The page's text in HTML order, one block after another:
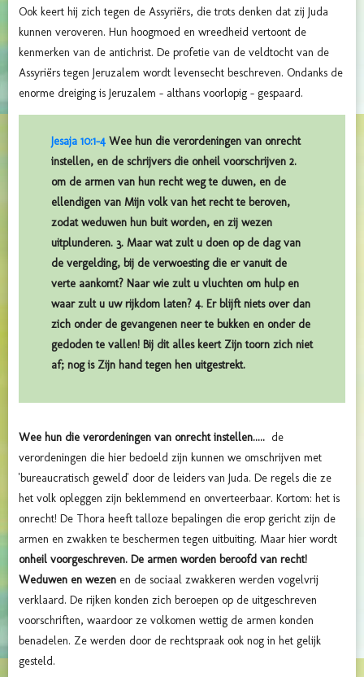
Ook keert hij zich tegen de Assyriërs, die trots denken dat zij Juda
kunnen veroveren. Hun hoogmoed en wreedheid vertoont de
kenmerken van de antichrist. De profetie van de veldtocht van de
Assyriërs tegen Jeruzalem wordt levensecht beschreven. Ondanks de
enorme dreiging is Jeruzalem - althans voorlopig - gespaard.
Jesaja 10:1-4 Wee hun die verordeningen van onrecht
instellen, en de schrijvers die onheil voorschrijven 2.
om de armen van hun recht weg te duwen, en de
ellendigen van Mijn volk van het recht te beroven,
zodat weduwen hun buit worden, en zij wezen
uitplunderen. 3. Maar wat zult u doen op de dag van
de vergelding, bij de verwoesting die er vanuit de
verte aankomt? Naar wie zult u vluchten om hulp en
waar zult u uw rijkdom laten? 4. Er blijft niets over dan
zich onder de gevangenen neer te bukken en onder de
gedoden te vallen! Bij dit alles keert Zijn toorn zich niet
af; nog is Zijn hand tegen hen uitgestrekt.
Wee hun die verordeningen van onrecht instellen..... de
verordeningen die hier bedoeld zijn kunnen we omschrijven met
'bureaucratisch geweld' door de leiders van Juda. De regels die ze
het volk opleggen zijn beklemmend en onverteerbaar. Kortom: het is
onrecht! De Thora heeft talloze bepalingen die erop gericht zijn de
armen en zwakken te beschermen tegen uitbuiting. Maar hier wordt
onheil voorgeschreven. De armen worden beroofd van recht!
Weduwen en wezen en de sociaal zwakkeren werden vogelvrij
verklaard. De rijken konden zich beroepen op de uitgeschreven
voorschriften, waardoor ze volkomen wettig de armen konden
benadelen. Ze werden door de rechtspraak ook nog in het gelijk
gesteld.